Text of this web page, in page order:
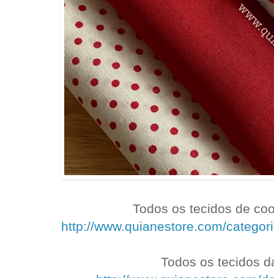
Todos os tecidos de
http://www.quianestore.com/
Todos os tecidos